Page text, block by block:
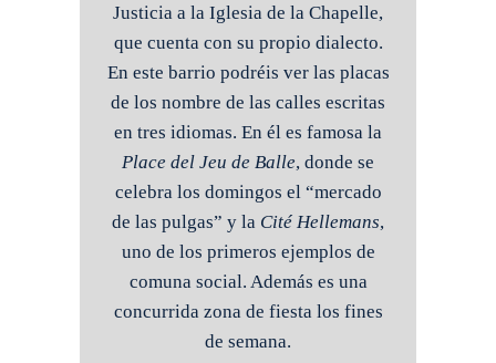
Justicia a la Iglesia de la Chapelle,
que cuenta con su propio dialecto.
En este barrio podréis ver las placas
de los nombre de las calles escritas
en tres idiomas. En él es famosa la
Place del Jeu de Balle, donde se
celebra los domingos el “mercado
de las pulgas” y la Cité Hellemans,
uno de los primeros ejemplos de
comuna social. Además es una
concurrida zona de fiesta los fines
de semana.